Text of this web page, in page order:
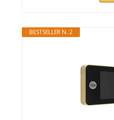
BESTSELLER N. 2